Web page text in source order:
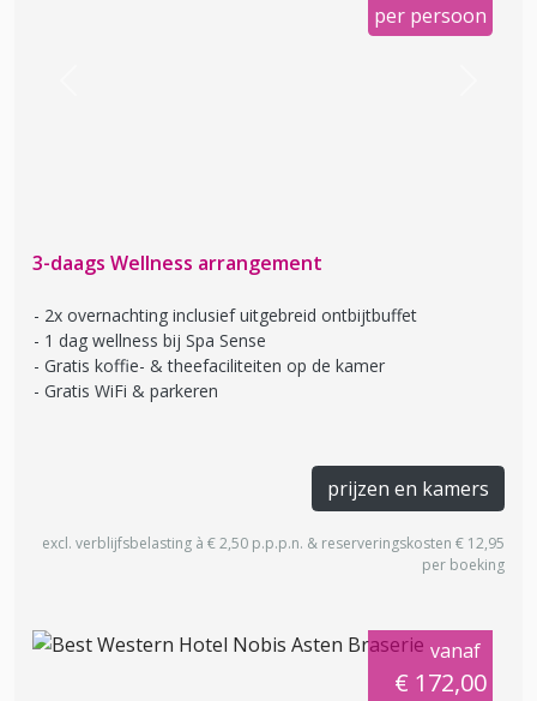
per persoon
3-daags Wellness arrangement
2x overnachting inclusief uitgebreid ontbijtbuffet
1 dag wellness bij Spa Sense
Gratis koffie- & theefaciliteiten op de kamer
Gratis WiFi & parkeren
prijzen en kamers
excl. verblijfsbelasting à € 2,50 p.p.p.n. & reserveringskosten € 12,95
per boeking
vanaf
€ 172,00